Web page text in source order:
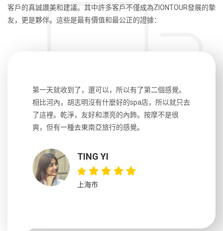
客戶的真誠讚美和建議。其中許多客戶不僅成為ZIONTOUR發展的摯
友，更是夥伴。這些是最有價值和最公正的證據：
第一天就收到了，還可以，所以有了第二個感覺。
相比河內，胡志明沒有什麼好的spa店，所以就只去
了這裡。乾淨，友好和漂亮的內飾。按摩不是很
爽，但有一種去東南亞旅行的感覺。
TING YI
上海市